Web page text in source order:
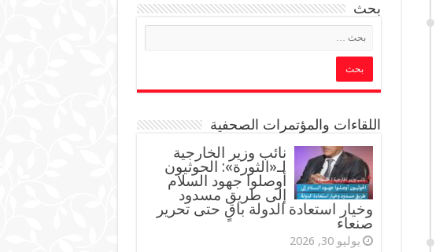
بحث
اللقاءات والمؤتمرات الصحفية
‏نائب وزير الخارجية
لـ«الثورة»: الحوثيون
أوصلوا جهود السلام
إلى طريق مسدود
وخيار استعادة الدولة باقٍ حتى تحرير
صنعاء
يوليو 30, 2026